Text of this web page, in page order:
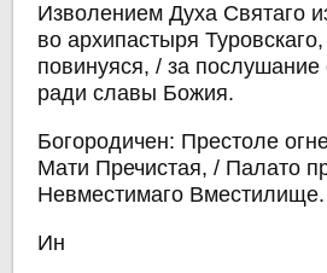
Изволением Духа Святаго
во архипастыря
повинуяся, / за
ради славы Божия.
Богородичен: Престоле
Мати Пречистая, / Палато
Невместимаго Вместилище.
Ин